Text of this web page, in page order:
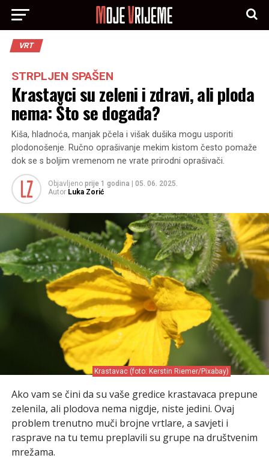
VRT
STRPLJEN SPAŠEN
Krastavci su zeleni i zdravi, ali ploda
nema: Što se događa?
Kiša, hladnoća, manjak pčela i višak dušika mogu usporiti
plodonošenje. Ručno oprašivanje mekim kistom često pomaže
dok se s boljim vremenom ne vrate prirodni oprašivači.
Objavljeno prije 1 godina
05. 06. 2025.
Autor Luka Zorić
Krastavac (foto: Kerstin Riemer/Pixabay)
Ako vam se čini da su vaše gredice krastavaca prepune
zelenila, ali plodova nema nigdje, niste jedini. Ovaj
problem trenutno muči brojne vrtlare, a savjeti i
rasprave na tu temu preplavili su grupe na društvenim
mrežama.